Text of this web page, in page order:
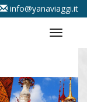
info@yanaviaggi.it